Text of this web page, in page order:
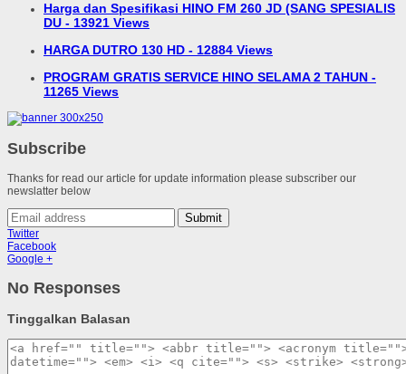
Harga dan Spesifikasi HINO FM 260 JD (SANG SPESIALIS
DU - 13921 Views
HARGA DUTRO 130 HD - 12884 Views
PROGRAM GRATIS SERVICE HINO SELAMA 2 TAHUN -
11265 Views
Subscribe
Thanks for read our article for update information please subscriber our
newslatter below
Submit
Twitter
Facebook
Google +
No Responses
Tinggalkan Balasan